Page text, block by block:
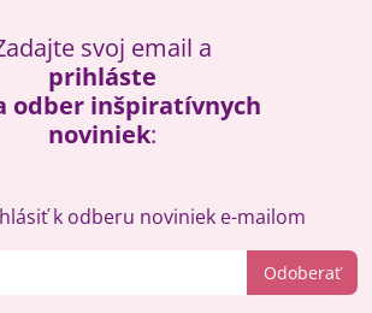
svoj email a
prihláste
odber inšpiratívnych
noviniek:
Odoberať
k odberu noviniek e-mailom